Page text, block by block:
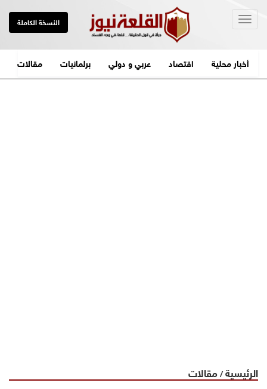
النسخة الكاملة
أخبار محلية اقتصاد عربي و دولي برلمانيات مقالات
الرئيسية/مقالات